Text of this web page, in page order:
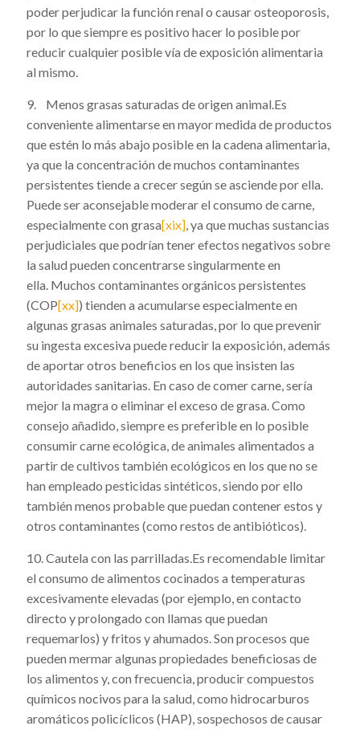
poder perjudicar la función renal o causar osteoporosis,
por lo que siempre es positivo hacer lo posible por
reducir cualquier posible vía de exposición alimentaria
al mismo.
9. Menos grasas saturadas de origen animal.Es
conveniente alimentarse en mayor medida de productos
que estén lo más abajo posible en la cadena alimentaria,
ya que la concentración de muchos contaminantes
persistentes tiende a crecer según se asciende por ella.
Puede ser aconsejable moderar el consumo de carne,
especialmente con grasa[xix], ya que muchas sustancias
perjudiciales que podrían tener efectos negativos sobre
la salud pueden concentrarse singularmente en
ella. Muchos contaminantes orgánicos persistentes
(COP[xx]) tienden a acumularse especialmente en
algunas grasas animales saturadas, por lo que prevenir
su ingesta excesiva puede reducir la exposición, además
de aportar otros beneficios en los que insisten las
autoridades sanitarias. En caso de comer carne, sería
mejor la magra o eliminar el exceso de grasa. Como
consejo añadido, siempre es preferible en lo posible
consumir carne ecológica, de animales alimentados a
partir de cultivos también ecológicos en los que no se
han empleado pesticidas sintéticos, siendo por ello
también menos probable que puedan contener estos y
otros contaminantes (como restos de antibióticos).
10. Cautela con las parrilladas.Es recomendable limitar
el consumo de alimentos cocinados a temperaturas
excesivamente elevadas (por ejemplo, en contacto
directo y prolongado con llamas que puedan
requemarlos) y fritos y ahumados. Son procesos que
pueden mermar algunas propiedades beneficiosas de
los alimentos y, con frecuencia, producir compuestos
químicos nocivos para la salud, como hidrocarburos
aromáticos policíclicos (HAP), sospechosos de causar